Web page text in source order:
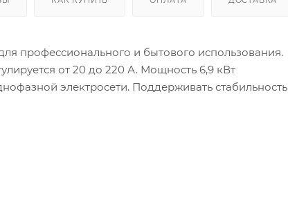
профессионального и бытового использования.
от 20 до 220 А. Мощность 6,9 кВт
электросети. Поддерживать стабильность